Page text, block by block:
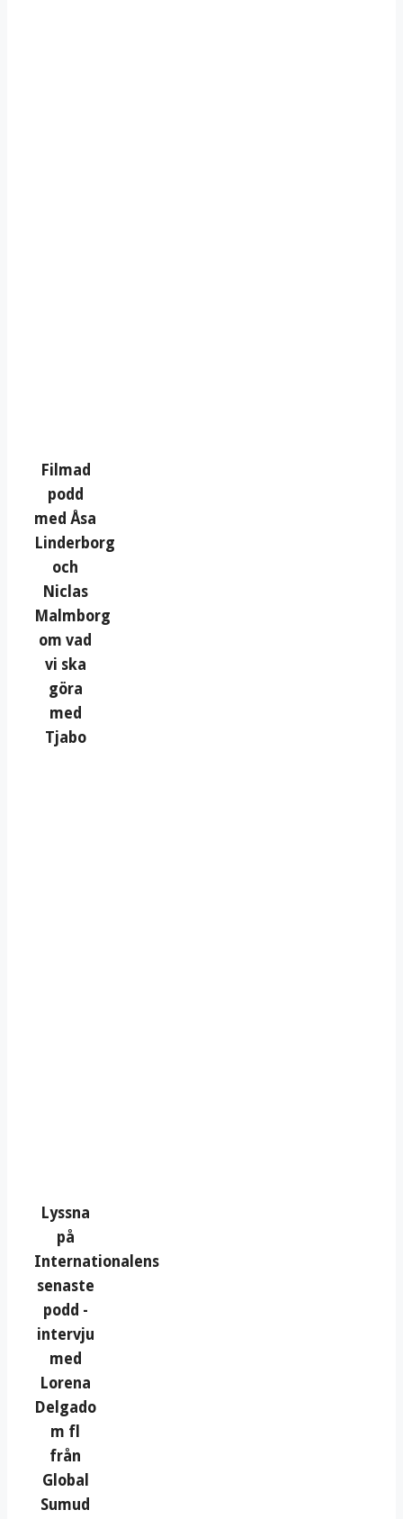
Filmad
podd
med Åsa
Linderborg
och
Niclas
Malmborg
om vad
vi ska
göra
med
Tjabo
Lyssna
på
Internationalens
senaste
podd -
intervju
med
Lorena
Delgado
m fl
från
Global
Sumud